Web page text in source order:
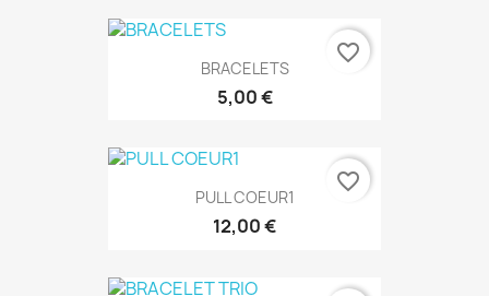
BRACELETS
5,00 €
favorite_border
PULL COEUR1
12,00 €
favorite_border